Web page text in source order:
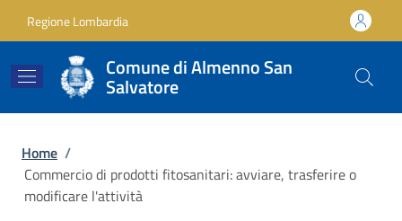
Regione Lombardia
Comune di Almenno San
Salvatore
Briciole di pane
Home /
Commercio di prodotti fitosanitari: avviare, trasferire o
modificare l'attività